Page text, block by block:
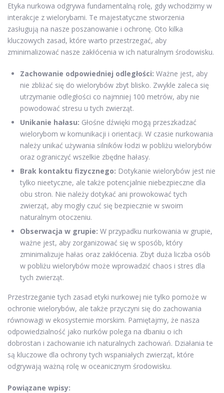
Etyka nurkowa odgrywa fundamentalną rolę, gdy wchodzimy w
interakcje z wielorybami. Te majestatyczne stworzenia
zasługują na nasze poszanowanie i ochronę. Oto kilka
kluczowych zasad, które warto przestrzegać, aby
zminimalizować nasze zakłócenia w ich naturalnym środowisku.
Zachowanie odpowiedniej odległości: Ważne jest, aby
nie zbliżać się do wielorybów zbyt blisko. Zwykle zaleca się
utrzymanie odległości co najmniej 100 metrów, aby nie
powodować stresu u tych zwierząt.
Unikanie hałasu: Głośne dźwięki mogą przeszkadzać
wielorybom w komunikacji i orientacji. W czasie nurkowania
należy unikać używania silników łodzi w pobliżu wielorybów
oraz ograniczyć wszelkie zbędne hałasy.
Brak kontaktu fizycznego: Dotykanie wielorybów jest nie
tylko nieetyczne, ale także potencjalnie niebezpieczne dla
obu stron. Nie należy dotykać ani prowokować tych
zwierząt, aby mogły czuć się bezpiecznie w swoim
naturalnym otoczeniu.
Obserwacja w grupie: W przypadku nurkowania w grupie,
ważne jest, aby zorganizować się w sposób, który
zminimalizuje hałas oraz zakłócenia. Zbyt duża liczba osób
w pobliżu wielorybów może wprowadzić chaos i stres dla
tych zwierząt.
Przestrzeganie tych zasad etyki nurkowej nie tylko pomoże w
ochronie wielorybów, ale także przyczyni się do zachowania
równowagi w ekosystemie morskim. Pamiętajmy, że nasza
odpowiedzialność jako nurków polega na dbaniu o ich
dobrostan i zachowanie ich naturalnych zachowań. Działania te
są kluczowe dla ochrony tych wspaniałych zwierząt, które
odgrywają ważną rolę w oceanicznym środowisku.
Powiązane wpisy: